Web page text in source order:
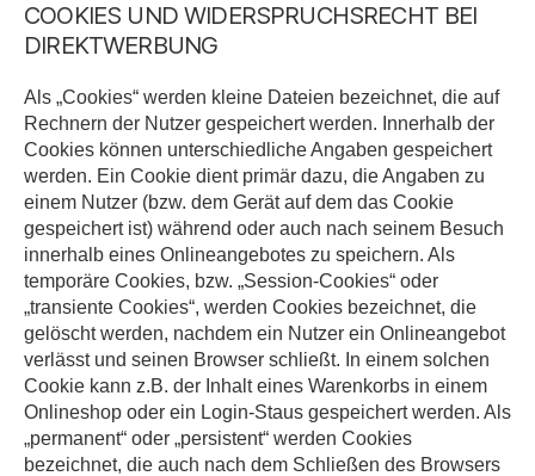
COOKIES UND WIDERSPRUCHSRECHT BEI
DIREKTWERBUNG
Als „Cookies“ werden kleine Dateien bezeichnet, die auf
Rechnern der Nutzer gespeichert werden. Innerhalb der
Cookies können unterschiedliche Angaben gespeichert
werden. Ein Cookie dient primär dazu, die Angaben zu
einem Nutzer (bzw. dem Gerät auf dem das Cookie
gespeichert ist) während oder auch nach seinem Besuch
innerhalb eines Onlineangebotes zu speichern. Als
temporäre Cookies, bzw. „Session-Cookies“ oder
„transiente Cookies“, werden Cookies bezeichnet, die
gelöscht werden, nachdem ein Nutzer ein Onlineangebot
verlässt und seinen Browser schließt. In einem solchen
Cookie kann z.B. der Inhalt eines Warenkorbs in einem
Onlineshop oder ein Login-Staus gespeichert werden. Als
„permanent“ oder „persistent“ werden Cookies
bezeichnet, die auch nach dem Schließen des Browsers